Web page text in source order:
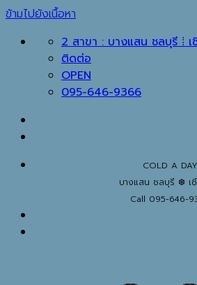
ข้ามไปยังเนื้อหา
2 สาขา : บางแสน ชลบุรี ⁞ เ
ติดต่อ
OPEN
095-646-9366
COLD A DAY
บางแสน ชลบุรี ❆ เ
Call 095-646-